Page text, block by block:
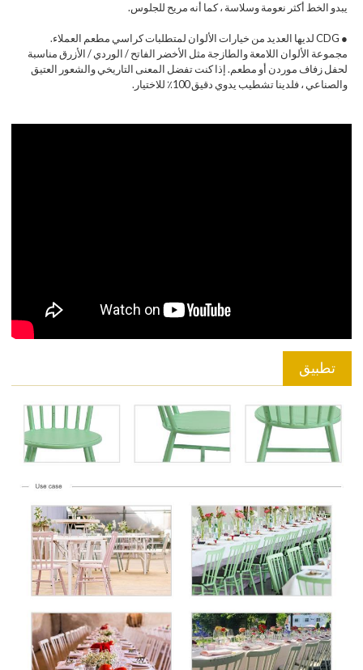
يبدو الخط أكثر نعومة وسلاسة ، كما أنه مريح للجلوس.
● CDG لديها العديد من خيارات الألوان لمتطلبات كراسي مطعم العملاء.
مجموعة الألوان اللامعة والطازجة مثل الأخضر الفاتح / الوردي / الأزرق مناسبة
لحفل زفاف موردن أو مطعم. إذا كنت تفضل المعنى التاريخي والشعور العتيق
والصناعي ، فلدينا تشطيب يدوي دقيق 100٪ للاختيار.
تطبيق